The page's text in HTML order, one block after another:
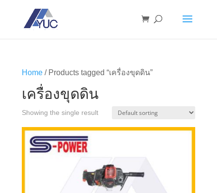
Home/ Products tagged “เครื่องขุดดิน”
เครื่องขุดดิน
Showing the single result